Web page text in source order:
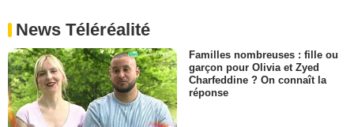
News Téléréalité
Familles nombreuses : fille ou
garçon pour Olivia et Zyed
Charfeddine ? On connaît la
réponse